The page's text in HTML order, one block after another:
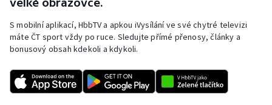
Short track
Sportovní střelba
velké obrazovce.
S mobilní aplikací, HbbTV a apkou iVysílání ve své chytré televizi
máte ČT sport vždy po ruce. Sledujte přímé přenosy, články a
bonusový obsah kdekoli a kdykoli.